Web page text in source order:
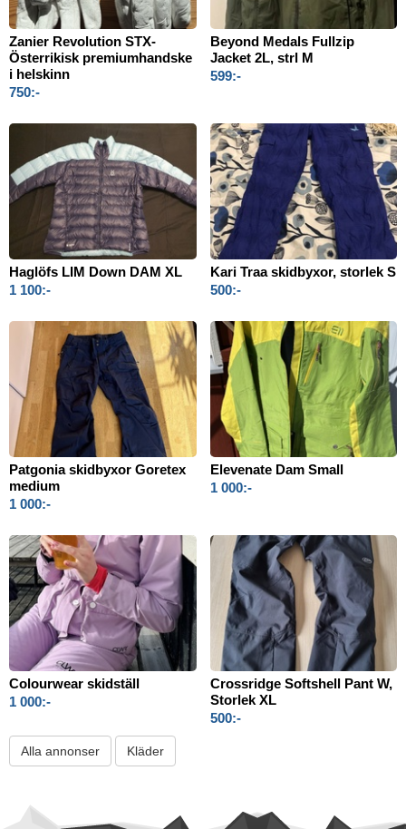
Zanier Revolution STX-
Österrikisk premiumhandske
i helskinn
750:-
Beyond Medals Fullzip
Jacket 2L, strl M
599:-
Haglöfs LIM Down DAM XL
1 100:-
Kari Traa skidbyxor, storlek S
500:-
Patgonia skidbyxor Goretex
medium
1 000:-
Elevenate Dam Small
1 000:-
Colourwear skidställ
1 000:-
Crossridge Softshell Pant W,
Storlek XL
500:-
Alla annonser Kläder